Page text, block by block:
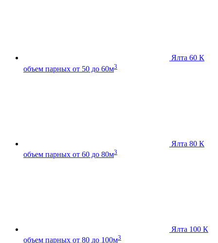
Ялта 60 К
объем парных от 50 до 60м3
Ялта 80 К
объем парных от 60 до 80м3
Ялта 100 К
объем парных от 80 до 100м3